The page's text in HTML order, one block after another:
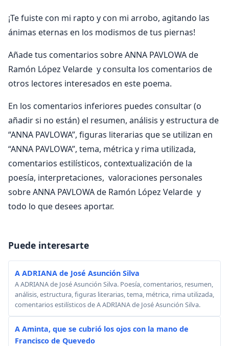
¡Te fuiste con mi rapto y con mi arrobo, agitando las
ánimas eternas en los modismos de tus piernas!
Añade tus comentarios sobre ANNA PAVLOWA de
Ramón López Velarde y consulta los comentarios de
otros lectores interesados en este poema.
En los comentarios inferiores puedes consultar (o
añadir si no están) el resumen, análisis y estructura de
“ANNA PAVLOWA”, figuras literarias que se utilizan en
“ANNA PAVLOWA”, tema, métrica y rima utilizada,
comentarios estilísticos, contextualización de la
poesía, interpretaciones, valoraciones personales
sobre ANNA PAVLOWA de Ramón López Velarde y
todo lo que desees aportar.
Puede interesarte
A ADRIANA de José Asunción Silva
A ADRIANA de José Asunción Silva. Poesía, comentarios, resumen,
análisis, estructura, figuras literarias, tema, métrica, rima utilizada,
comentarios estilísticos de A ADRIANA de José Asunción Silva.
A Aminta, que se cubrió los ojos con la mano de
Francisco de Quevedo